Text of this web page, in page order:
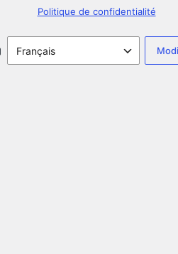
Politique de confidentialité
Langue